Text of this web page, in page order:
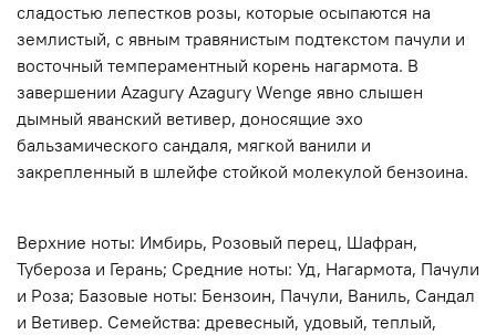
сладостью лепестков розы, которые осыпаются на
землистый, с явным травянистым подтекстом пачули и
восточный темпераментный корень нагармота. В
завершении Azagury Azagury Wenge явно слышен
дымный яванский ветивер, доносящие эхо
бальзамического сандаля, мягкой ванили и
закрепленный в шлейфе стойкой молекулой бензоина.
Верхние ноты: Имбирь, Розовый перец, Шафран,
Тубероза и Герань; Средние ноты: Уд, Нагармота, Пачули
и Роза; Базовые ноты: Бензоин, Пачули, Ваниль, Сандал
и Ветивер. Семейства: древесный, удовый, теплый,